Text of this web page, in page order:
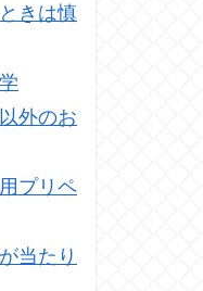
きは慎
外のお
プリペ
当たり